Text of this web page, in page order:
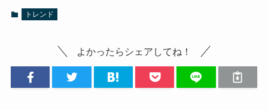
トレンド
よかったらシェアしてね！